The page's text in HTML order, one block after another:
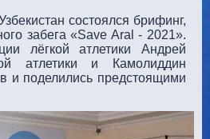
состоялся брифинг,
забега «Save Aral - 2021».
лёгкой атлетики Андрей
атлетики и Камолиддин
и поделились предстоящими